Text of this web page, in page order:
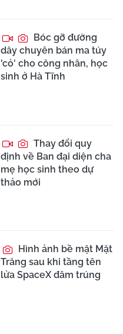
Bóc gỡ đường
dây chuyên bán ma túy
'cỏ' cho công nhân, học
sinh ở Hà Tĩnh
Thay đổi quy
định về Ban đại diện cha
mẹ học sinh theo dự
thảo mới
Hình ảnh bề mặt Mặt
Trăng sau khi tầng tên
lửa SpaceX đâm trúng